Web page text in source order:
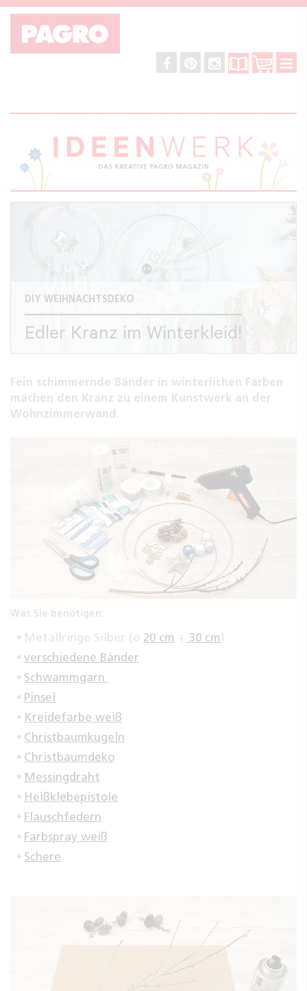
DIY WEIHNACHTSDEKO
Edler Kranz im Winterkleid!
Fein schimmernde Bänder in winterlichen Farben
machen den Kranz zu einem Kunstwerk an der
Wohnzimmerwand.
Was Sie benötigen:
Metallringe Silber (ø 20 cm + 30 cm)
verschiedene Bänder
Schwammgarn
Pinsel
Kreidefarbe weiß
Christbaumkugeln
Christbaumdeko
Messingdraht
Heißklebepistole
Flauschfedern
Farbspray weiß
Schere